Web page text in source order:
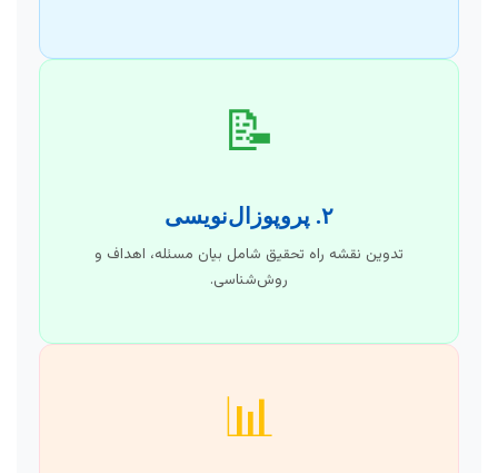
📝
۲. پروپوزال‌نویسی
تدوین نقشه راه تحقیق شامل بیان مسئله، اهداف و
روش‌شناسی.
📊